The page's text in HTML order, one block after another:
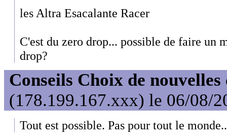
les Altra Esacalante Racer
C'est du zero drop... possible de faire un
drop?
Conseils Choix de nouvelles
(178.199.167.xxx) le 06/08/
Tout est possible. Pas pour tout le